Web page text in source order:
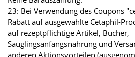
23: Bei Verwendung des Coupons
Rabatt auf ausgewählte Cetaphil-
auf rezeptpflichtige Artikel, Bücher,
Säuglingsanfangsnahrung und
anderen Aktionsvorteilen